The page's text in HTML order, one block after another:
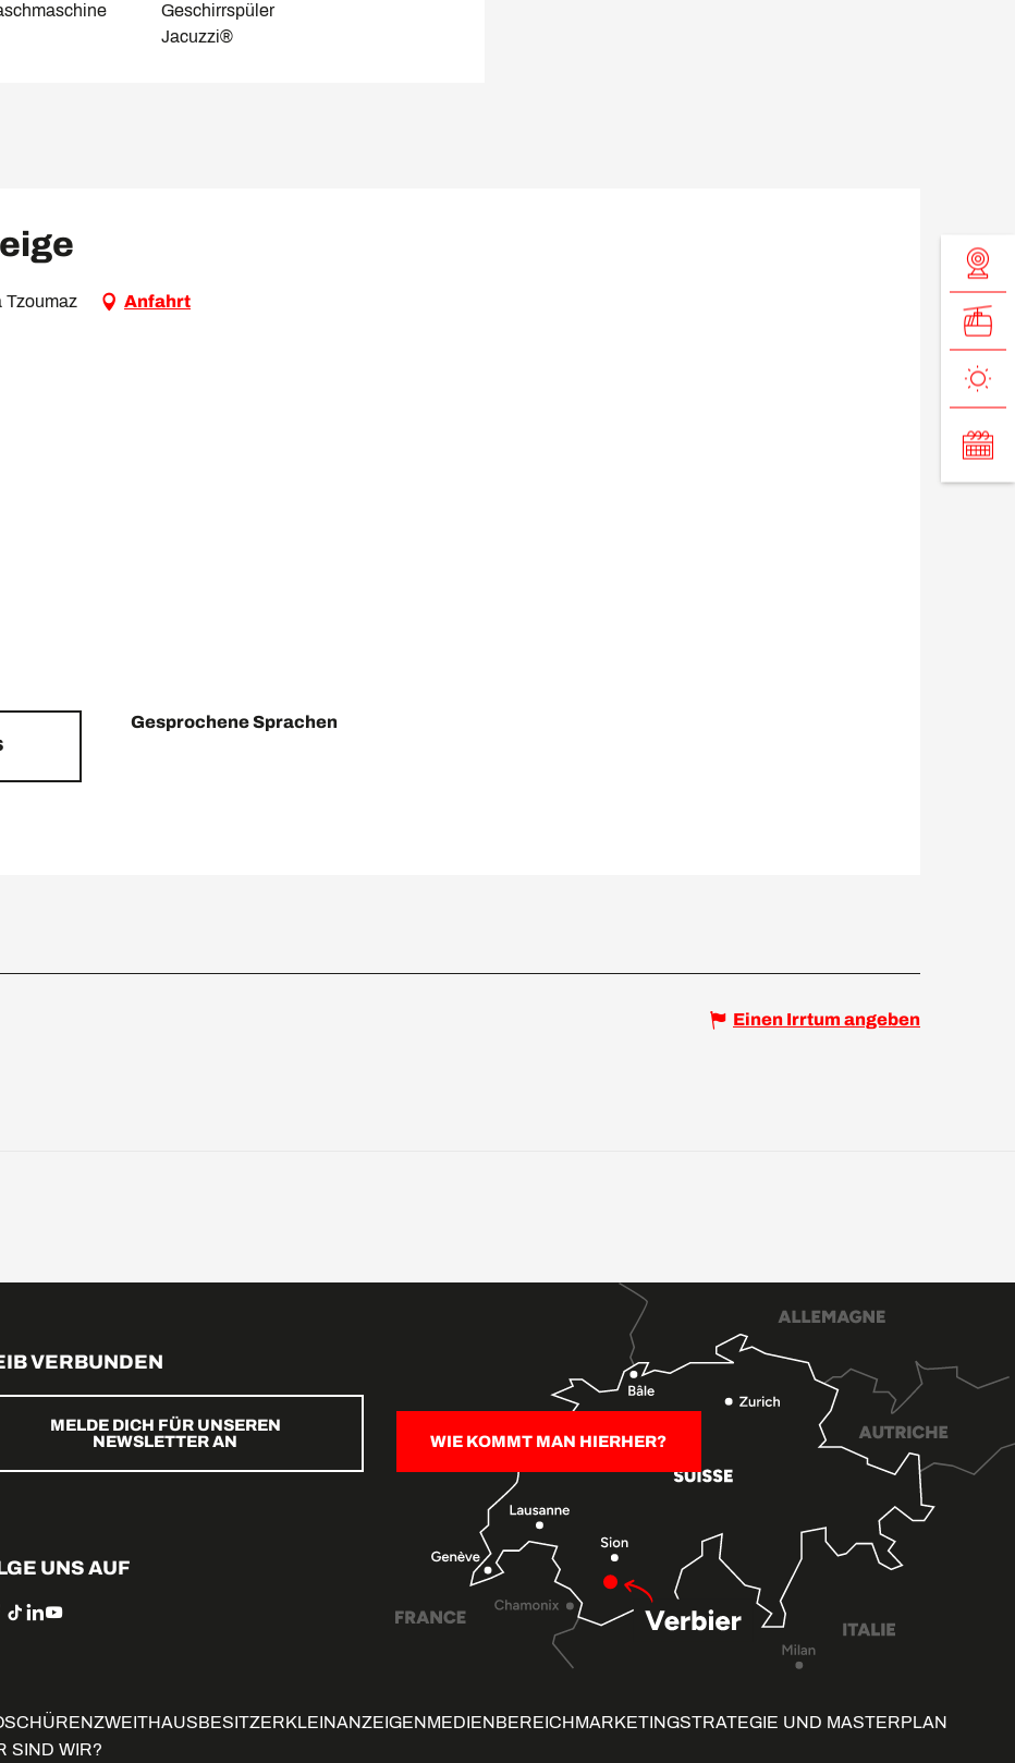
Geschirrspüler
Jacuzzi®
Tzoumaz Anfahrt
Gesprochene Sprachen
Gesprochene Sprachen
Einen Irrtum angeben
VERBUNDEN
MELDE DICH FÜR UNSEREN
NEWSLETTER AN
WIE KOMMT MAN HIERHER?
UNS AUF
ZWEITHAUSBESITZERKLEINANZEIGENMEDIENBEREICHMARKETINGSTRATEGIE UND MASTERPLAN
SIND WIR?